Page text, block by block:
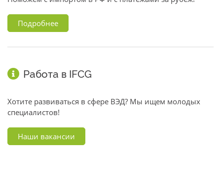
Подробнее
Работа в IFCG
Хотите развиваться в сфере ВЭД? Мы ищем молодых
специалистов!
Наши вакансии